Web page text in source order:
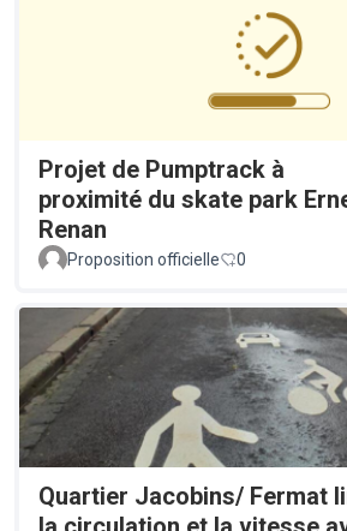
Projet de Pumptrack à
proximité du skate park
Renan
Proposition officielle 0
Quartier Jacobins/ Fermat